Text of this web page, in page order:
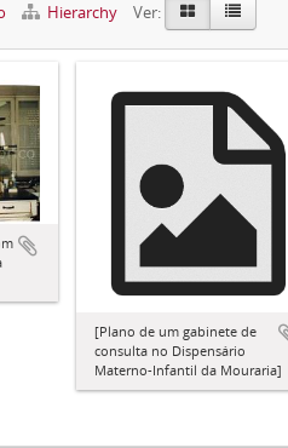
Hierarchy Ver:
[Plano de um gabinete de
consulta no Dispensário
Materno-Infantil da Mouraria]